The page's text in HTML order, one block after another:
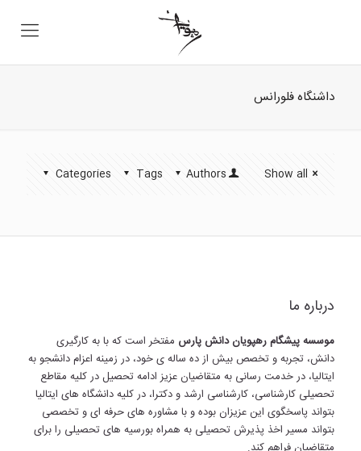
داشنگاه فلورانس
Categories Tags Authors Show all
درباره ما
موسسه پیشگام رهپویان دانش پارس مفتخر است که با به کارگیری
دانش، تجربه و تخصص بیش از ده ساله ی خود، در زمینه اعزام دانشجو به
ایتالیا، در خدمت رسانی به متقاضیان عزیز ادامه تحصیل در کلیه مقاطع
تحصیلی کارشناسی، کارشناسی ارشد و دکترا، در کلیه دانشگاه های ایتالیا
بتواند پاسخگوی این عزیزان بوده و با مشاوره های حرفه ای و تخصصی
بتواند مسیر اخذ پذیرش تحصیلی به همراه بورسیه های تحصیلی را برای